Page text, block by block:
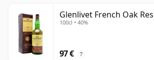
Glenlivet French Oak
100cl • 40%
97 € ?